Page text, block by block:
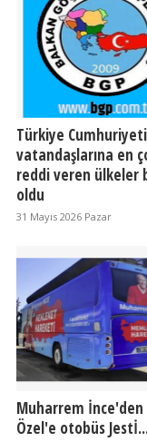
Türkiye Cumhuriyeti
vatandaşlarına en
reddi veren ülkeler
oldu
31 Mayıs 2026 Pazar
Muharrem İnce'den
Özel'e otobüs